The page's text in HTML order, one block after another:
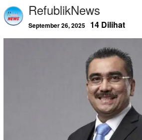
RefublikNews
September 26, 2025 14 Dilihat